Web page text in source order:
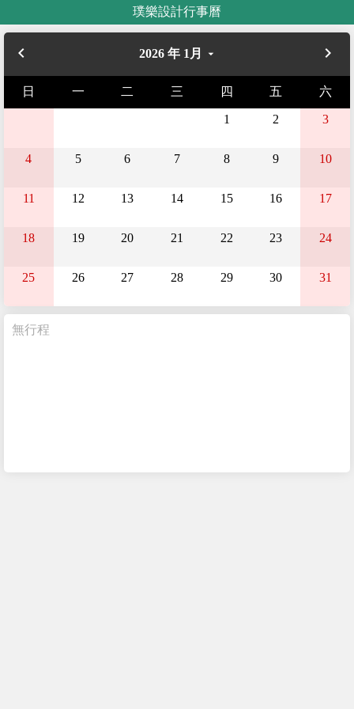
璞樂設計行事曆
navigate_before 2026 年 1月 arrow_drop_down navigate_next
日 一 二 三 四 五 六
1 2 3
4 5 6 7 8 9 10
11 12 13 14 15 16 17
18 19 20 21 22 23 24
25 26 27 28 29 30 31
無行程